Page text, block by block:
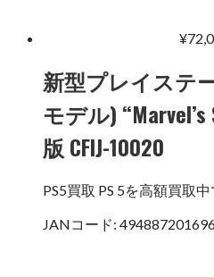
¥
新型プレイステ
モデル)
版 CFIJ-10020
PS5買取 PS 5を高額買取
JANコード: